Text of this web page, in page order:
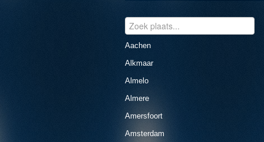
Aachen
Alkmaar
Almelo
Almere
Amersfoort
Amsterdam